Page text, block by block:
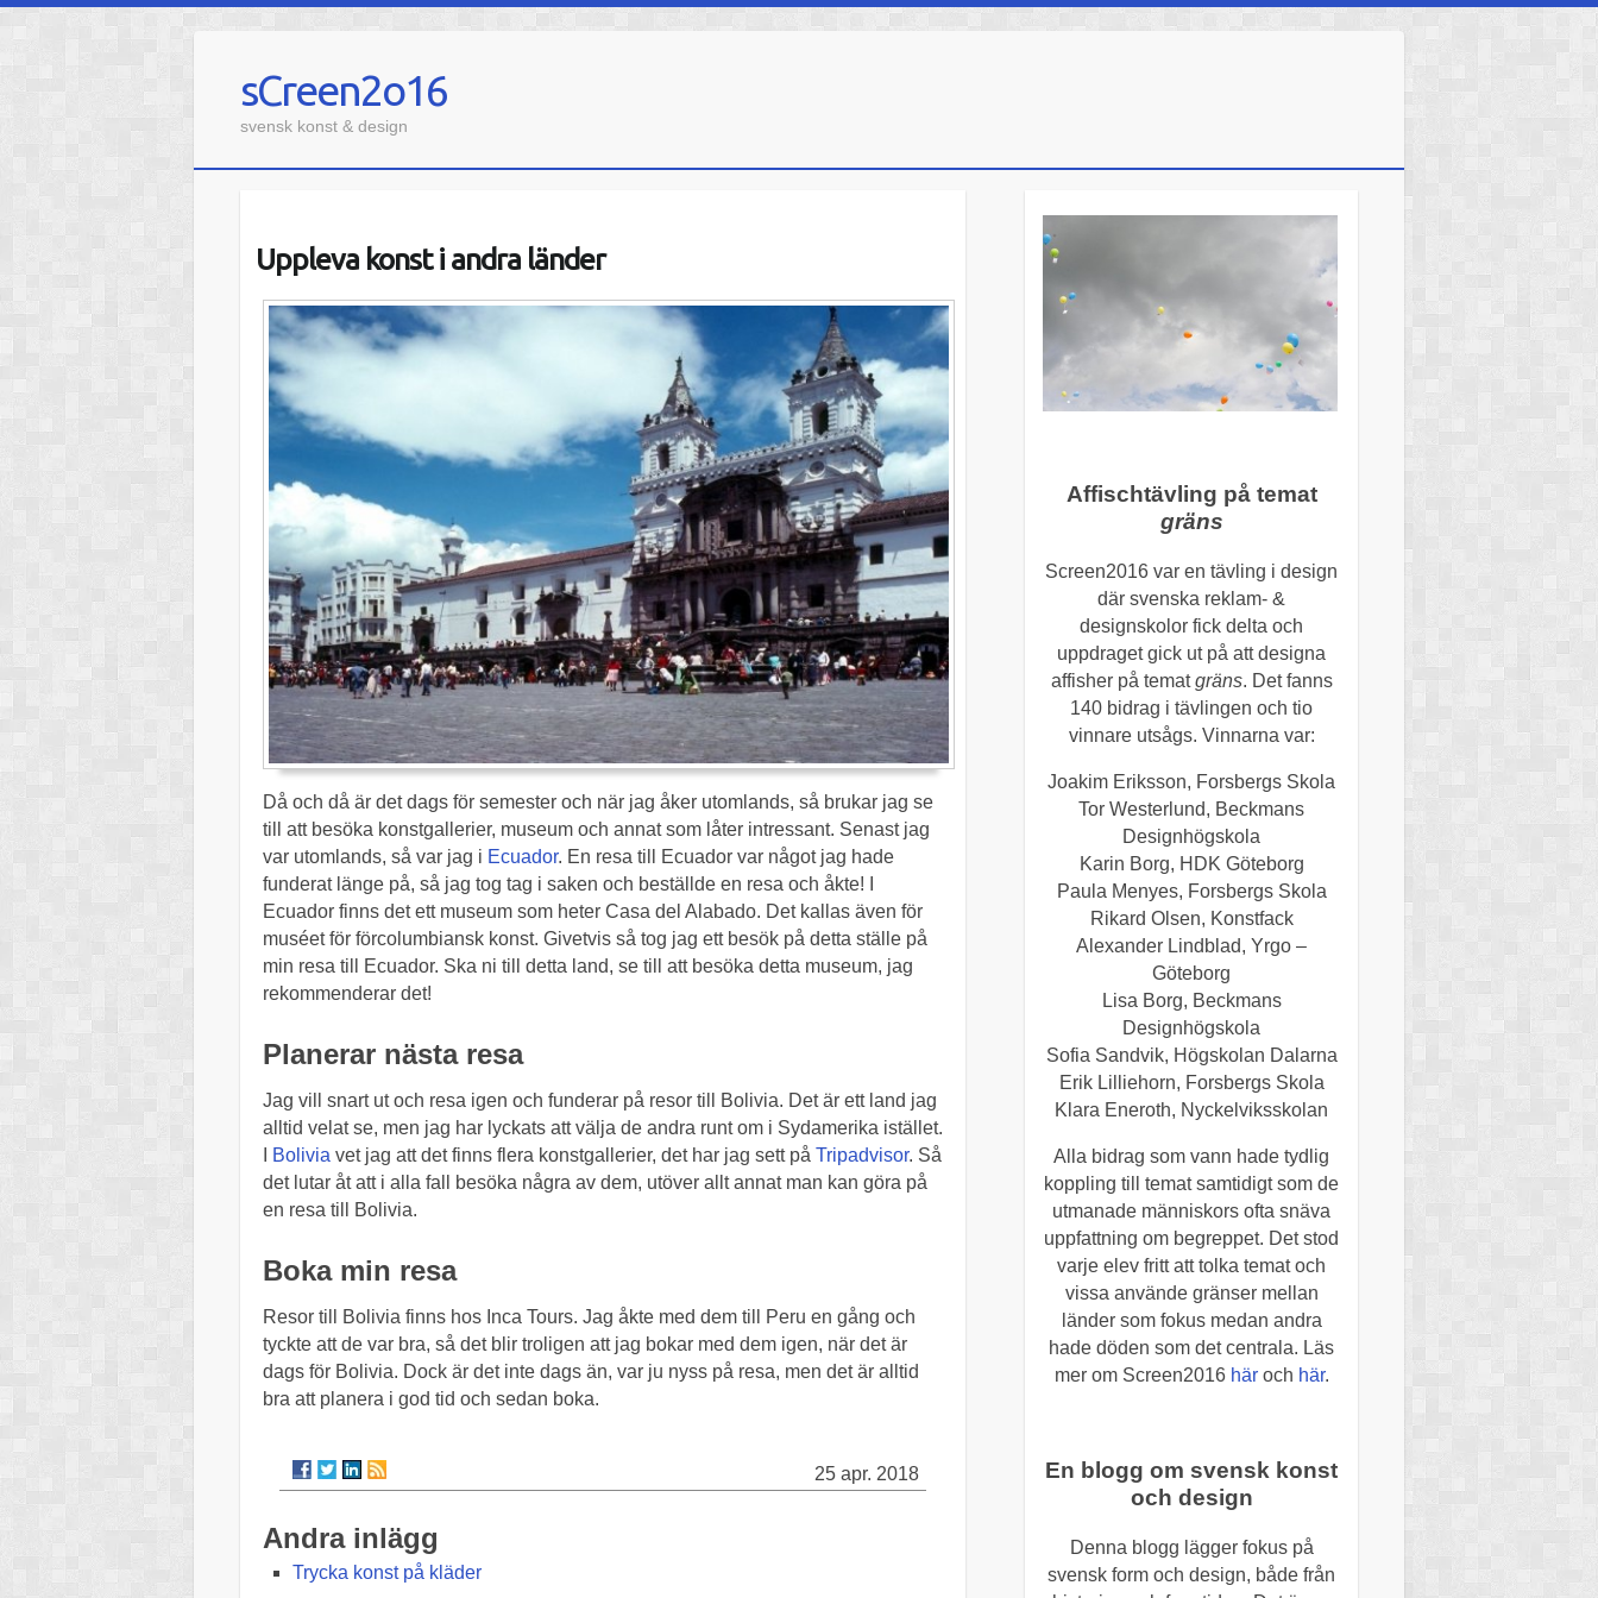
sCreen2o16
svensk konst & design
Uppleva konst i andra länder
Då och då är det dags för semester och när jag åker utomlands, så brukar jag se
till att besöka konstgallerier, museum och annat som låter intressant. Senast jag
var utomlands, så var jag i Ecuador. En resa till Ecuador var något jag hade
funderat länge på, så jag tog tag i saken och beställde en resa och åkte! I
Ecuador finns det ett museum som heter Casa del Alabado. Det kallas även för
muséet för förcolumbiansk konst. Givetvis så tog jag ett besök på detta ställe på
min resa till Ecuador. Ska ni till detta land, se till att besöka detta museum, jag
rekommenderar det!
Planerar nästa resa
Jag vill snart ut och resa igen och funderar på resor till Bolivia. Det är ett land jag
alltid velat se, men jag har lyckats att välja de andra runt om i Sydamerika istället.
Bolivia vet jag att det finns flera konstgallerier, det har jag sett på Tripadvisor. Så
det lutar åt att i alla fall besöka några av dem, utöver allt annat man kan göra på
en resa till Bolivia.
Boka min resa
Resor till Bolivia finns hos Inca Tours. Jag åkte med dem till Peru en gång och
tyckte att de var bra, så det blir troligen att jag bokar med dem igen, när det är
dags för Bolivia. Dock är det inte dags än, var ju nyss på resa, men det är alltid
bra att planera i god tid och sedan boka.
25 apr. 2018
Andra inlägg
Trycka konst på kläder
Affischtävling på temat
gräns
Screen2016 var en tävling i design
där svenska reklam- &
designskolor fick delta och
uppdraget gick ut på att designa
affisher på tematgräns. Det fanns
140 bidrag i tävlingen och tio
vinnare utsågs. Vinnarna var:
Joakim Eriksson, Forsbergs Skola
Tor Westerlund, Beckmans
Designhögskola
Karin Borg, HDK Göteborg
Paula Menyes, Forsbergs Skola
Rikard Olsen, Konstfack
Alexander Lindblad, Yrgo –
Göteborg
Lisa Borg, Beckmans
Designhögskola
Sofia Sandvik, Högskolan Dalarna
Erik Lilliehorn, Forsbergs Skola
Klara Eneroth, Nyckelviksskolan
Alla bidrag som vann hade tydlig
koppling till temat samtidigt som de
utmanade människors ofta snäva
uppfattning om begreppet. Det stod
varje elev fritt att tolka temat och
vissa använde gränser mellan
länder som fokus medan andra
hade döden som det centrala. Läs
mer om Screen2016 häroch här.
En blogg om svensk konst
och design
Denna blogg lägger fokus på
svensk form och design, både från